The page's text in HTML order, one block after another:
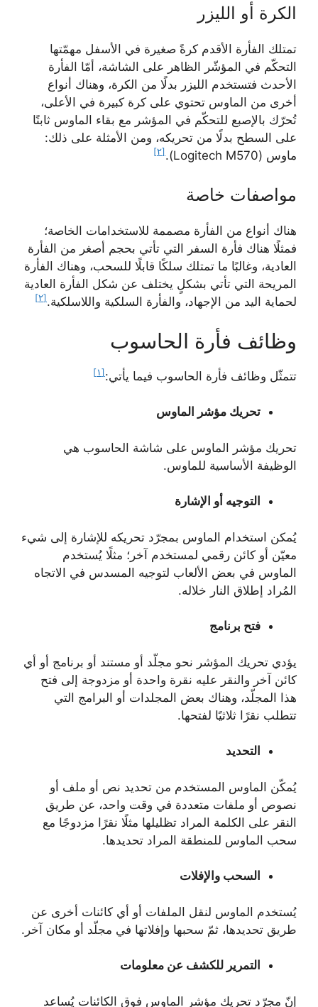
الكرة أو الليزر
تمتلك الفأرة الأقدم كرةً صغيرة في الأسفل مهمّتها
التحكّم في المؤشّر الظاهر على الشاشة، أمّا الفأرة
الأحدث فتستخدم الليزر بدلًا من الكرة، وهناك أنواع
أخرى من الماوس تحتوي على كرة كبيرة في الأعلى،
تُحرّك بالإصبع للتحكّم في المؤشر مع بقاء الماوس ثابتًا
على السطح بدلًا من تحريكه، ومن الأمثلة على ذلك:
ماوس (Logitech M570).
[٢]
مواصفات خاصة
هناك أنواع من الفأرة مصممة للاستخدامات الخاصة؛
فمثلًا هناك فأرة السفر التي تأتي بحجم أصغر من الفأرة
العادية، وغالبًا ما تمتلك سلكًا قابلًا للسحب، وهناك الفأرة
المريحة التي تأتي بشكلٍ يختلف عن شكل الفأرة العادية
لحماية اليد من الإجهاد، والفأرة السلكية واللاسلكية. [٢]
وظائف فأرة الحاسوب
تتمثّل وظائف فأرة الحاسوب فيما يأتي: [١]
تحريك مؤشر الماوس
تحريك مؤشر الماوس على شاشة الحاسوب هي
الوظيفة الأساسية للماوس.
التوجيه أو الإشارة
يُمكن استخدام الماوس بمجرّد تحريكه للإشارة إلى شيء
معيّن أو كائن رقمي لمستخدم آخر؛ مثلًا يُستخدم
الماوس في بعض الألعاب لتوجيه المسدس في الاتجاه
المُراد إطلاق النار خلاله.
فتح برنامج
يؤدي تحريك المؤشر نحو مجلّد أو مستند أو برنامج أو أي
كائن آخر والنقر عليه نقرة واحدة أو مزدوجة إلى فتح
هذا المجلّد، وهناك بعض المجلدات أو البرامج التي
تتطلب نقرًا ثلاثيًا لفتحها.
التحديد
يُمكّن الماوس المستخدم من تحديد نص أو ملف أو
نصوص أو ملفات متعددة في وقت واحد، عن طريق
النقر على الكلمة المراد تظليلها مثلًا نقرًا مزدوجًا مع
سحب الماوس للمنطقة المراد تحديدها.
السحب والإفلات
يُستخدم الماوس لنقل الملفات أو أي كائنات أخرى عن
طريق تحديدها، ثمّ سحبها وإفلاتها في مجلّد أو مكان آخر.
التمرير للكشف عن معلومات
إنّ مجرّد تحريك مؤشر الماوس فوق الكائنات يُساعد